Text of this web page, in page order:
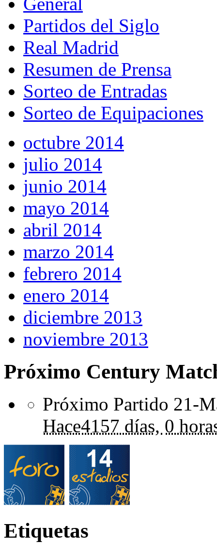
Partidos del Siglo
Real Madrid
Resumen de Prensa
Sorteo de Entradas
Sorteo de Equipaciones
octubre 2014
julio 2014
junio 2014
mayo 2014
abril 2014
marzo 2014
febrero 2014
enero 2014
diciembre 2013
noviembre 2013
Próximo Century
Próximo Partido 21-
Hace4157 días, 0
Etiquetas